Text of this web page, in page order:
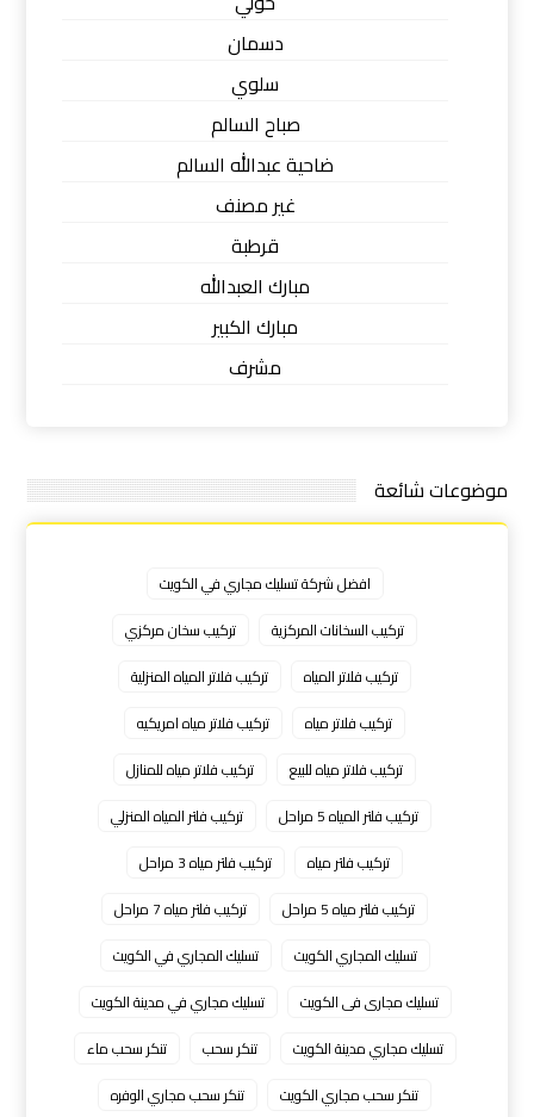
دسمان
سلوي
صباح السالم
ضاحية عبدالله السالم
غير مصنف
قرطبة
مبارك العبدالله
مبارك الكبير
مشرف
موضوعات شائعة
افضل شركة تسليك مجاري في الكويت
تركيب السخانات المركزية
تركيب سخان مركزي
تركيب فلاتر المياه
تركيب فلاتر المياه المنزلية
تركيب فلاتر مياه
تركيب فلاتر مياه امريكيه
تركيب فلاتر مياه للبيع
تركيب فلاتر مياه للمنازل
تركيب فلتر المياه 5 مراحل
تركيب فلتر المياه المنزلي
تركيب فلتر مياه
تركيب فلتر مياه 3 مراحل
تركيب فلتر مياه 5 مراحل
تركيب فلتر مياه 7 مراحل
تسليك المجاري الكويت
تسليك المجاري في الكويت
تسليك مجارى فى الكويت
تسليك مجاري في مدينة الكويت
تسليك مجاري مدينة الكويت
تنكر سحب
تنكر سحب ماء
تنكر سحب مجاري الكويت
تنكر سحب مجاري الوفره